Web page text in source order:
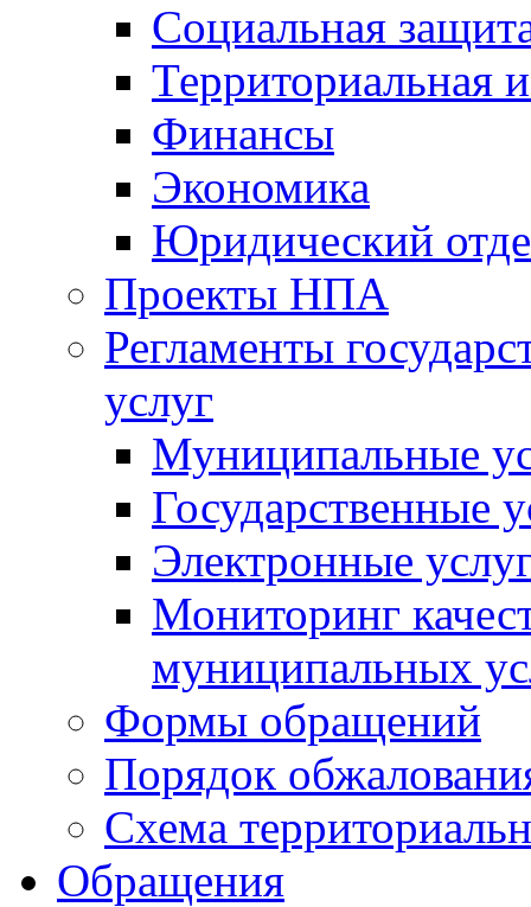
Социальная
Территориальная
Финансы
Экономика
Юридический
Проекты НПА
Регламенты
услуг
Муниципальные
Государственные
Электронные
Мониторинг
муниципальных
Формы обращений
Порядок
Схема
Обращения